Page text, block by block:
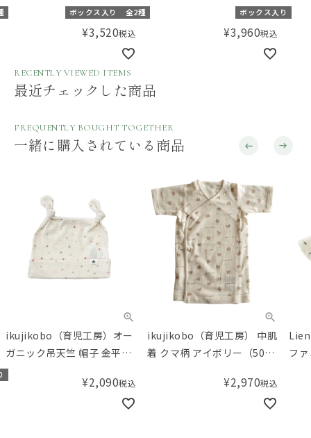
（11.5/12.5cm）ボックス入り 全2種
¥3,520税込
ボックス入り
¥3,960税込
ル
RECENTLY VIEWED ITEMS
最近チェックした商品
FREQUENTLY BOUGHT TOGETHER
一緒に購入されている商品
ikujikobo（育児工房）オー
ガニック吊天竺 帽子 金平糖
ピンク（40-42cm）
¥2,090税込
ikujikobo（育児工房） 中肌
着 クマ柄 アイボリー（50-
¥2,970税込
フ